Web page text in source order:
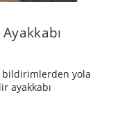
bildirimlerden yola
ayakkabı